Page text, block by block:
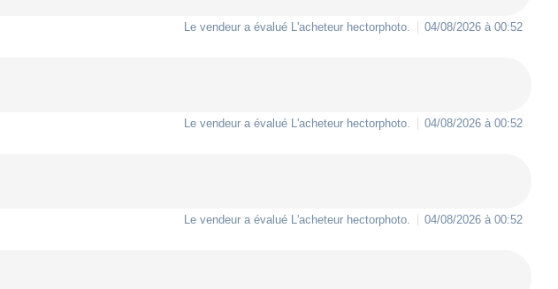
Le vendeur a évalué L'acheteur hectorphoto 04/08/2026 à 00:52
Le vendeur a évalué L'acheteur hectorphoto 04/08/2026 à 00:52
Le vendeur a évalué L'acheteur hectorphoto 04/08/2026 à 00:52